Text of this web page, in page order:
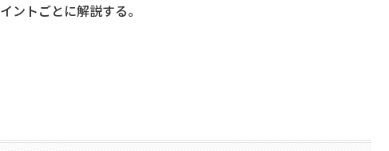
ントごとに解説する。